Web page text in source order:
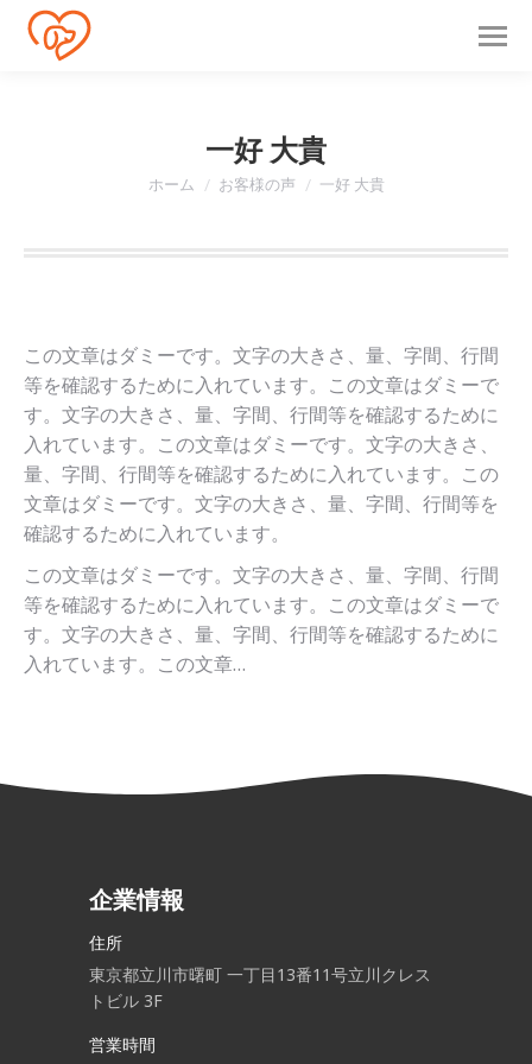
一好 大貴
現在地:
ホーム お客様の声 一好 大貴
この文章はダミーです。文字の大きさ、量、字間、行間
等を確認するために入れています。この文章はダミーで
す。文字の大きさ、量、字間、行間等を確認するために
入れています。この文章はダミーです。文字の大きさ、
量、字間、行間等を確認するために入れています。この
文章はダミーです。文字の大きさ、量、字間、行間等を
確認するために入れています。
この文章はダミーです。文字の大きさ、量、字間、行間
等を確認するために入れています。この文章はダミーで
す。文字の大きさ、量、字間、行間等を確認するために
入れています。この文章…
企業情報
住所
東京都立川市曙町 一丁目13番11号立川クレス
トビル 3F
営業時間